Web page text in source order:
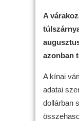
A
azonban
A kínai
adatai
dollárban